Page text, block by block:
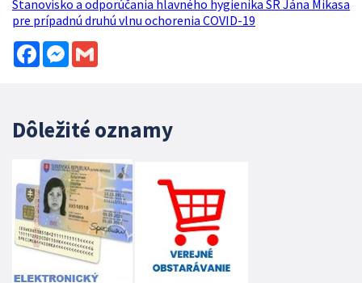
Stanovisko a odporúčania hlavného hygienika SR Jána Mikasa
pre prípadnú druhú vlnu ochorenia COVID-19
FacebookMessenger
Dôležité oznamy